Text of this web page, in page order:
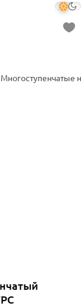
Многоступенчатые